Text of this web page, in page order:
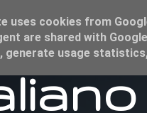
uses cookies from
are shared with
generate usage